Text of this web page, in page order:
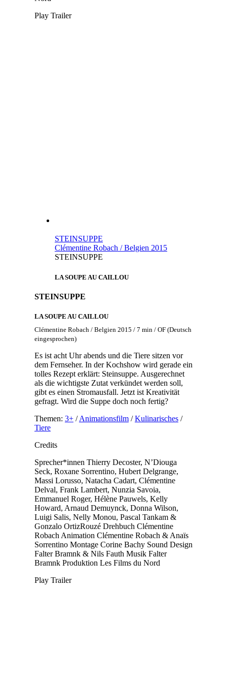
Play Trailer
STEINSUPPE
Clémentine Robach / Belgien 2015
STEINSUPPE
LA SOUPE AU CAILLOU
STEINSUPPE
LA SOUPE AU CAILLOU
Clémentine Robach / Belgien 2015 / 7 min / OF (Deutsch
eingesprochen)
Es ist acht Uhr abends und die Tiere sitzen vor
dem Fernseher. In der Kochshow wird gerade ein
tolles Rezept erklärt: Steinsuppe. Ausgerechnet
als die wichtigste Zutat verkündet werden soll,
gibt es einen Stromausfall. Jetzt ist Kreativität
gefragt. Wird die Suppe doch noch fertig?
Themen: 3+/Animationsfilm/Kulinarisches/
Tiere
Credits
Sprecher*innen Thierry Decoster, N’Diouga
Seck, Roxane Sorrentino, Hubert Delgrange,
Massi Lorusso, Natacha Cadart, Clémentine
Delval, Frank Lambert, Nunzia Savoia,
Emmanuel Roger, Hélène Pauwels, Kelly
Howard, Arnaud Demuynck, Donna Wilson,
Luigi Salis, Nelly Monou, Pascal Tankam &
Gonzalo OrtizRouzé Drehbuch Clémentine
Robach Animation Clémentine Robach & Anaïs
Sorrentino Montage Corine Bachy Sound Design
Falter Bramnk & Nils Fauth Musik Falter
Bramnk Produktion Les Films du Nord
Play Trailer